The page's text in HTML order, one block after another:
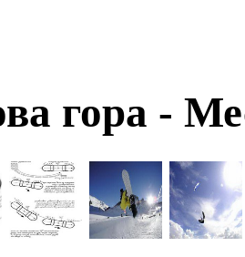
гора -